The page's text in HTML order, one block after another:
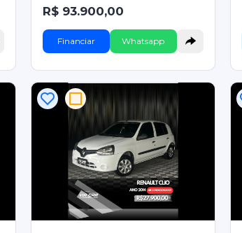
R$ 93.900,00
Financiar Whatsapp